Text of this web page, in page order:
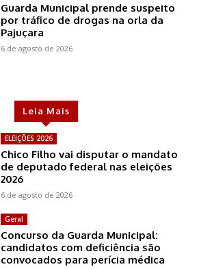
Guarda Municipal prende suspeito
por tráfico de drogas na orla da
Pajuçara
6 de agosto de 2026
Leia Mais
ELEIÇÕES 2026
Chico Filho vai disputar o mandato
de deputado federal nas eleições
2026
6 de agosto de 2026
Geral
Concurso da Guarda Municipal:
candidatos com deficiência são
convocados para perícia médica